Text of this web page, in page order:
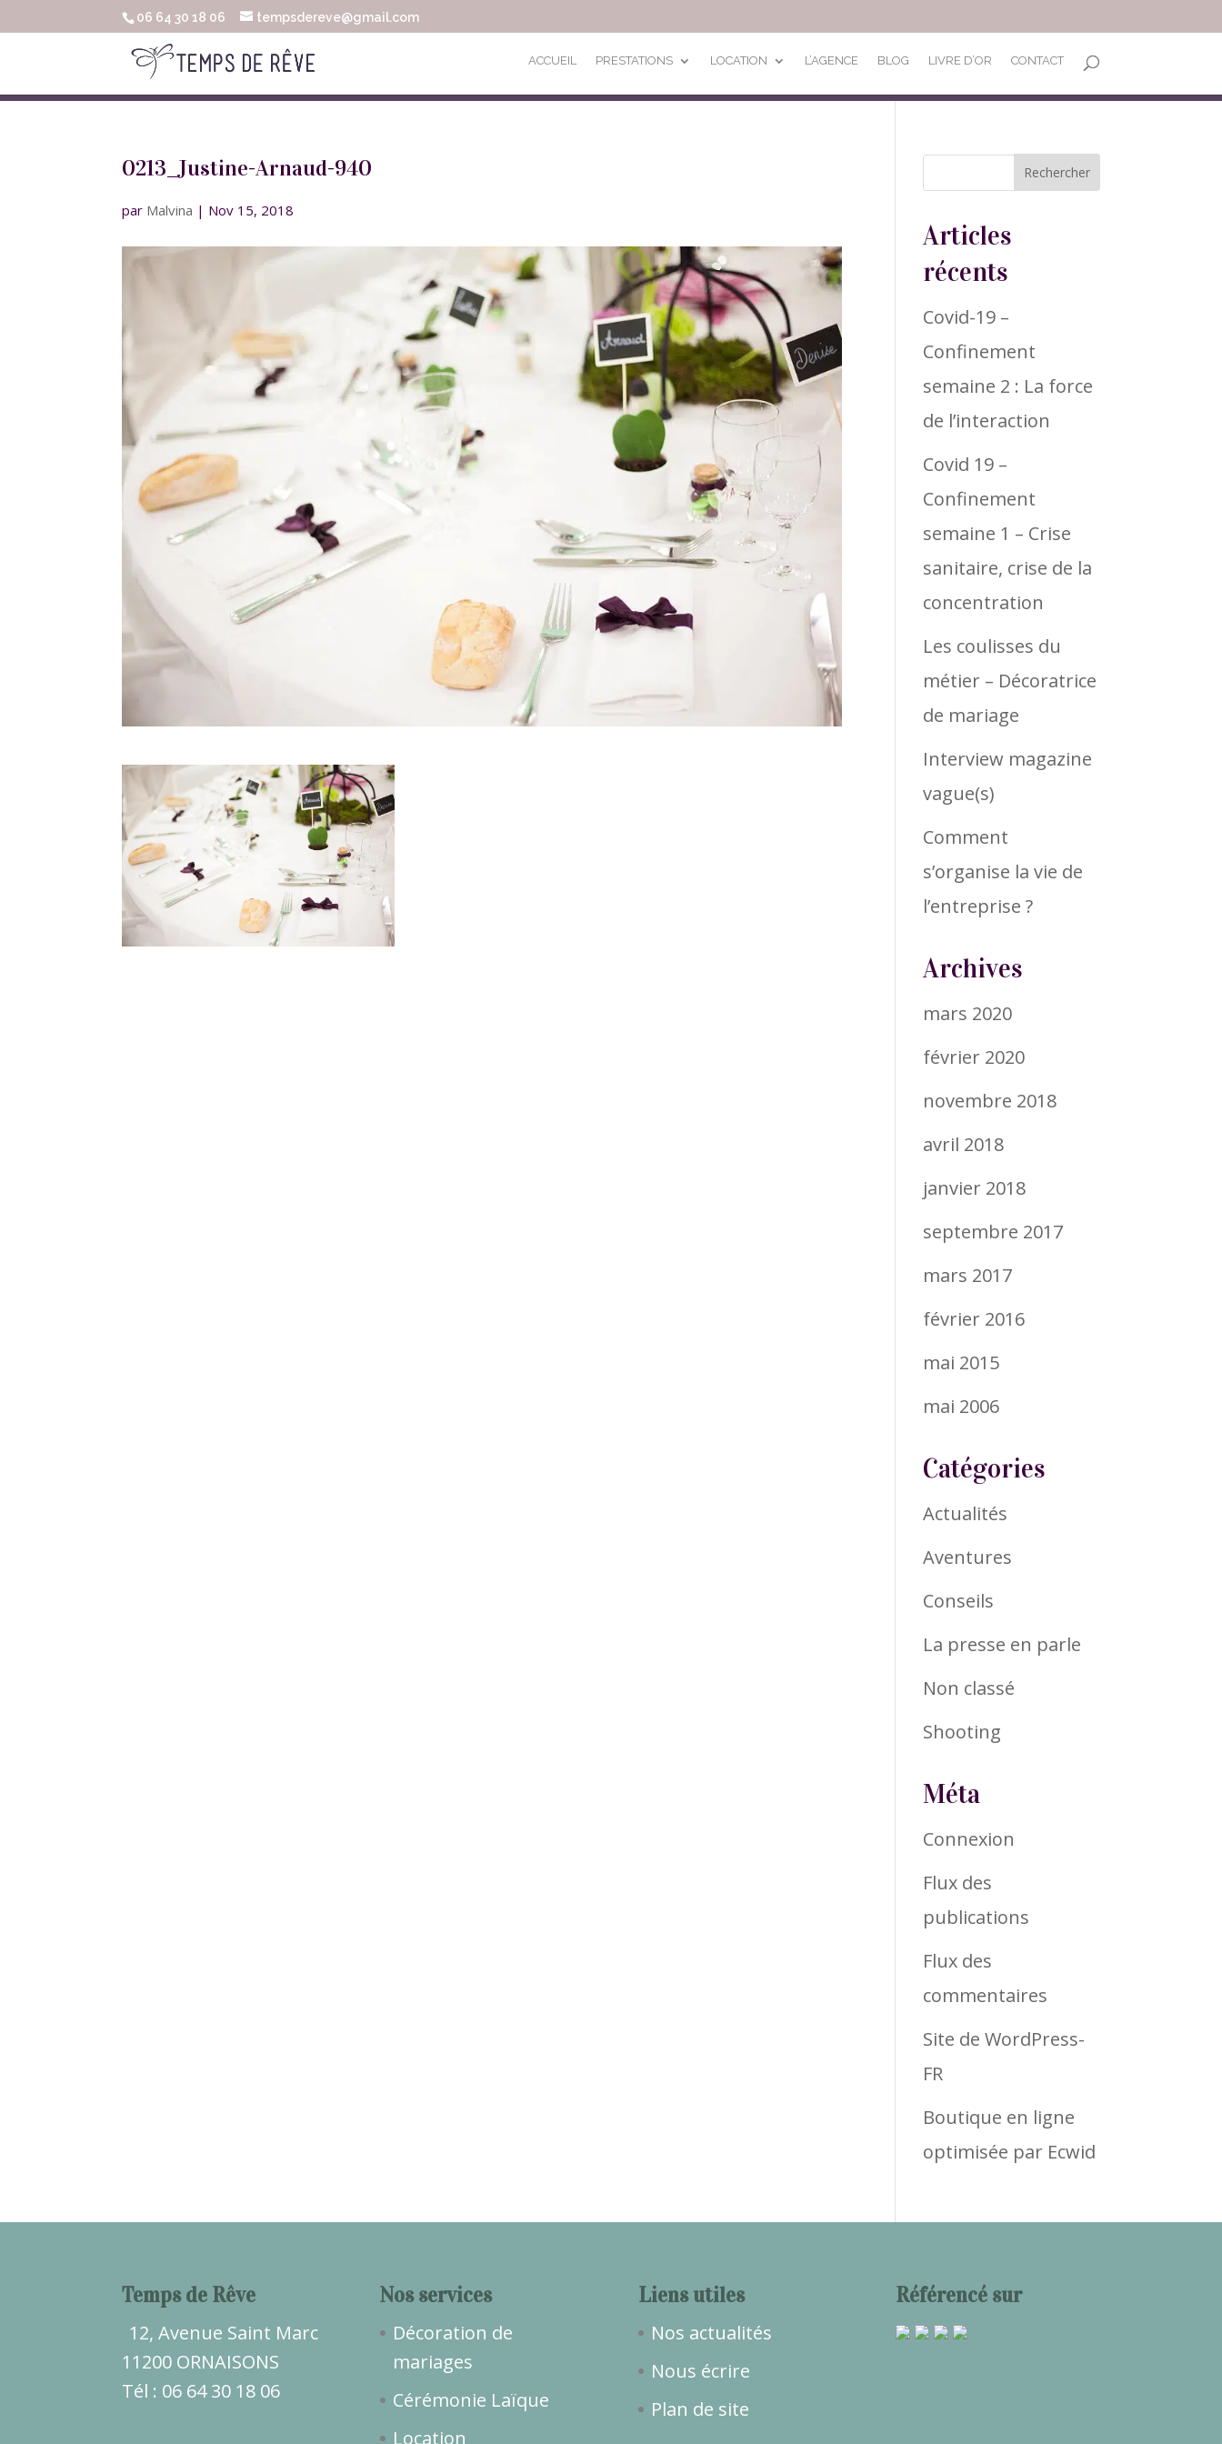
06 64 30 18 06 tempsdereve@gmail.com
ACCUEIL PRESTATIONS LOCATION L’AGENCE BLOG LIVRE D’OR CONTACT
0213_Justine-Arnaud-940
par Malvina | Nov 15, 2018
Articles
récents
Covid-19 –
Confinement
semaine 2 : La force
de l’interaction
Covid 19 –
Confinement
semaine 1 – Crise
sanitaire, crise de la
concentration
Les coulisses du
métier – Décoratrice
de mariage
Interview magazine
vague(s)
Comment
s’organise la vie de
l’entreprise ?
Archives
mars 2020
février 2020
novembre 2018
avril 2018
janvier 2018
septembre 2017
mars 2017
février 2016
mai 2015
mai 2006
Catégories
Actualités
Aventures
Conseils
La presse en parle
Non classé
Shooting
Méta
Connexion
Flux des
publications
Flux des
commentaires
Site de WordPress-
FR
Boutique en ligne
optimisée par Ecwid
Temps de Rêve
12, Avenue Saint Marc
11200 ORNAISONS
Tél : 06 64 30 18 06
Nos services
Décoration de
mariages
Cérémonie Laïque
Location
Liens utiles
Nos actualités
Nous écrire
Plan de site
Référencé sur